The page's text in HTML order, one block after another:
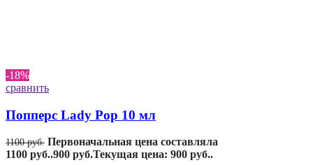
-18%
сравнить
Попперс Lady Pop 10 мл
1100руб. Первоначальная цена составляла
1100 руб..900 руб.Текущая цена: 900 руб..